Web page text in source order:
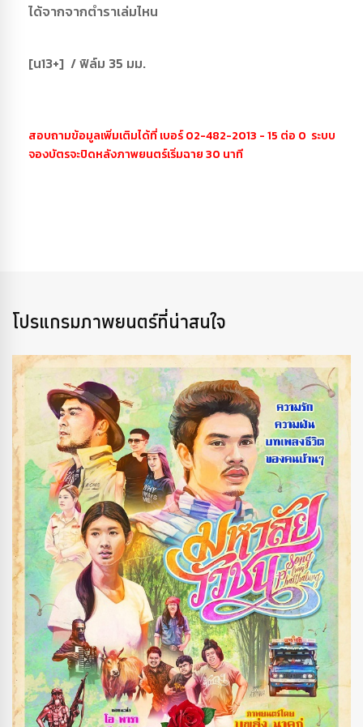
ได้จากจากตำราเล่มไหน
[น13+] / ฟิล์ม 35 มม.
สอบถามข้อมูลเพิ่มเติมได้ที่ เบอร์ 02-482-2013 - 15 ต่อ 0 ระบบ
จองบัตรจะปิดหลังภาพยนตร์เริ่มฉาย 30 นาที
โปรแกรมภาพยนตร์ที่น่าสนใจ